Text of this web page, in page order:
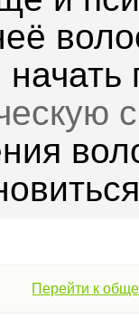
Перейти к